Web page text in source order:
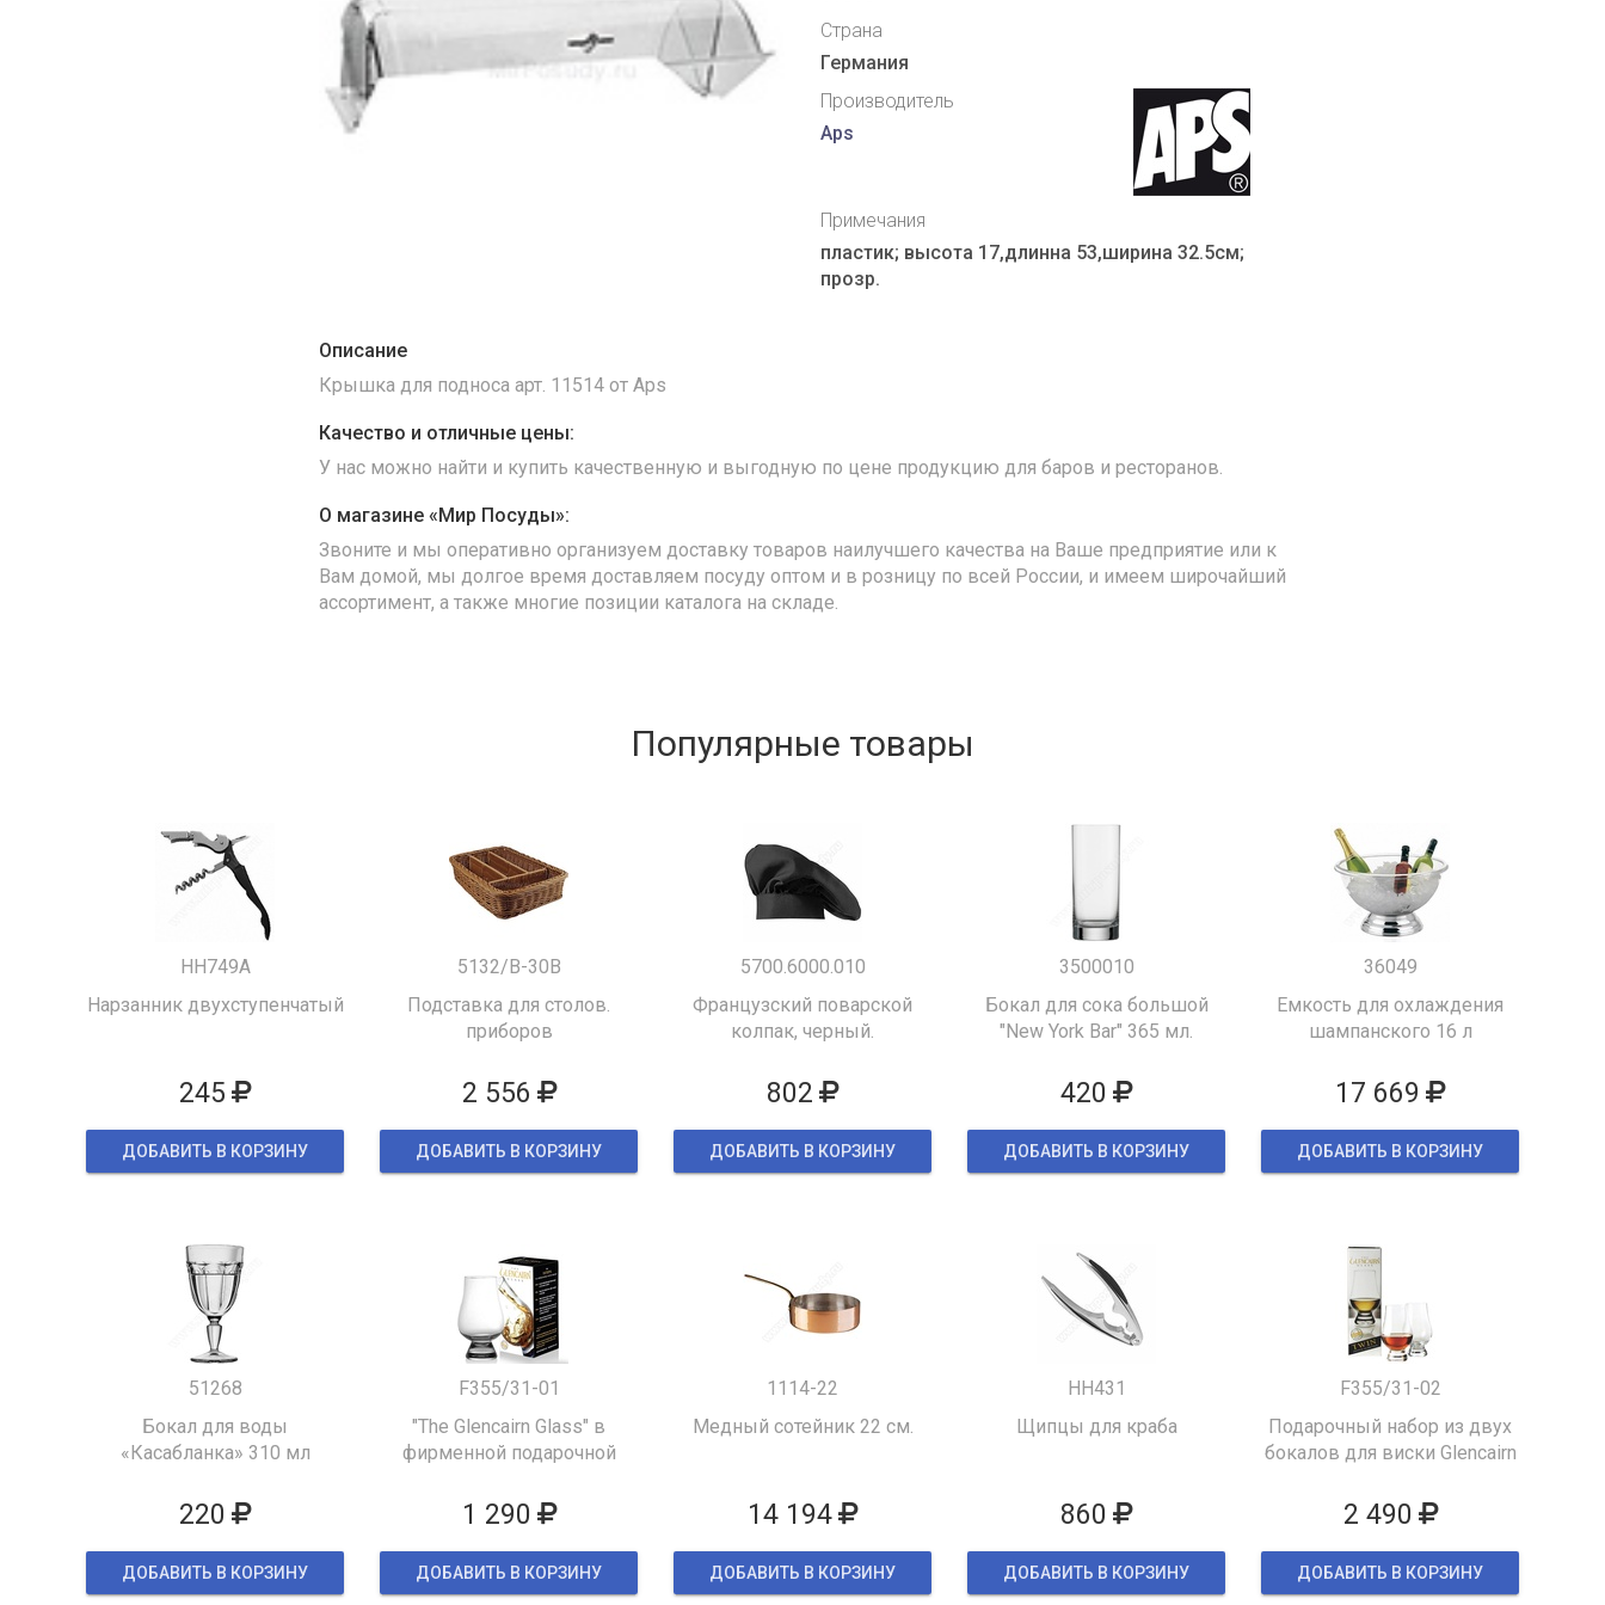
Страна
Германия
Производитель
Aps
Примечания
пластик; высота 17,длинна 53,ширина 32.5см;
прозр.
Описание
Крышка для подноса арт. 11514 от Aps
Качество и отличные цены:
У нас можно найти и купить качественную и выгодную по цене продукцию для баров и ресторанов.
О магазине «Мир Посуды»:
Звоните и мы оперативно организуем доставку товаров наилучшего качества на Ваше предприятие или к
Вам домой, мы долгое время доставляем посуду оптом и в розницу по всей России, и имеем широчайший
ассортимент, а также многие позиции каталога на складе.
Популярные товары
HH749A
Нарзанник двухступенчатый
245
ДОБАВИТЬ В КОРЗИНУ
5132/B-30B
Подставка для столов.
приборов
2 556
ДОБАВИТЬ В КОРЗИНУ
5700.6000.010
Французский поварской
колпак, черный.
802
ДОБАВИТЬ В КОРЗИНУ
3500010
Бокал для сока большой
"New York Bar" 365 мл.
420
ДОБАВИТЬ В КОРЗИНУ
36049
Емкость для охлаждения
шампанского 16 л
17 669
ДОБАВИТЬ В КОРЗИНУ
51268
Бокал для воды
«Касабланка» 310 мл
220
ДОБАВИТЬ В КОРЗИНУ
F355/31-01
"The Glencairn Glass" в
фирменной подарочной
1 290
ДОБАВИТЬ В КОРЗИНУ
1114-22
Медный сотейник 22 см.
14 194
ДОБАВИТЬ В КОРЗИНУ
HH431
Щипцы для краба
860
ДОБАВИТЬ В КОРЗИНУ
F355/31-02
Подарочный набор из двух
бокалов для виски Glencairn
2 490
ДОБАВИТЬ В КОРЗИНУ